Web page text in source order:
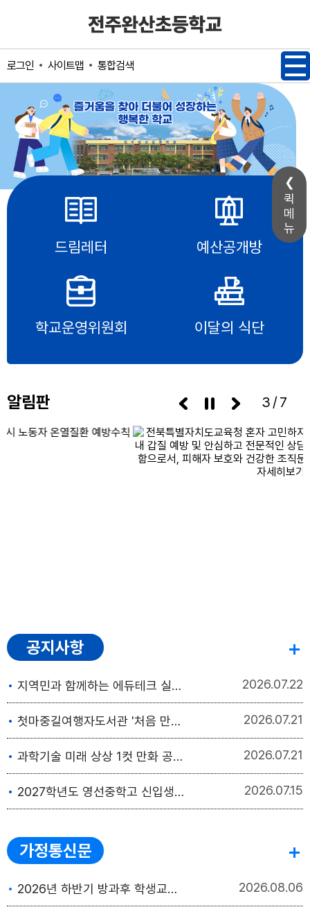
퀵
메
뉴
로그인 사이트맵 통합검색
드림레터 예산공개방
학교운영위원회 이달의 식단
알림판 3/7
공지사항
지역민과 함께하는 에듀테크 실감미디어 체험교실 운영 안내 2026 07.22
첫마중길여행자도서관 '처음 만나는 여행' 초청강연 안내 2026 07.21
과학기술 미래 상상 1컷 만화 공모전 안내 2026 07.21
2027학년도 영선중학고 신입생 입학전형모집요강 안내 2026 07.15
가정통신문
2026년 하반기 방과후 학생교육 수강생 모집 2026 08.06